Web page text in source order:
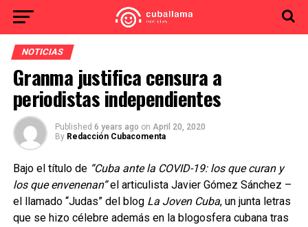
NOTICIAS
Granma justifica censura a
periodistas independientes
Published 6 years ago on April 20, 2020
By Redacción Cubacomenta
Bajo el título de “Cuba ante la COVID-19: los que curan y
los que envenenan”el articulista Javier Gómez Sánchez –
el llamado “Judas” del blog La Joven Cuba, un junta letras
que se hizo célebre además en la blogosfera cubana tras